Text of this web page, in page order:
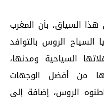
السياق، بأن المغرب
السياح الروس بالتوافد
السياحية ومدنها،
من أفضل الوجهات
الروس، إضافة إلى